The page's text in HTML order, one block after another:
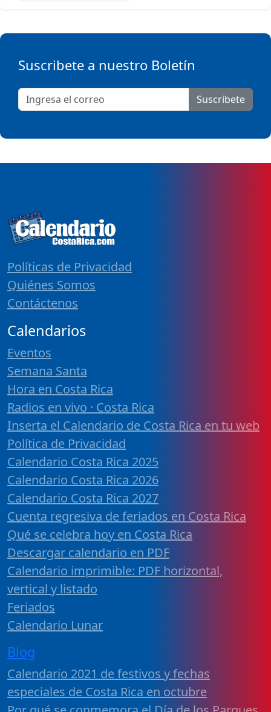
Suscribete a nuestro Boletín
Suscribete
Políticas de Privacidad
Quiénes Somos
Contáctenos
Calendarios
Eventos
Semana Santa
Hora en Costa Rica
Radios en vivo · Costa Rica
Inserta el Calendario de Costa Rica en tu web
Política de Privacidad
Calendario Costa Rica 2025
Calendario Costa Rica 2026
Calendario Costa Rica 2027
Cuenta regresiva de feriados en Costa Rica
Qué se celebra hoy en Costa Rica
Descargar calendario en PDF
Calendario imprimible: PDF horizontal,
vertical y listado
Feriados
Calendario Lunar
Blog
Calendario 2021 de festivos y fechas
especiales de Costa Rica en octubre